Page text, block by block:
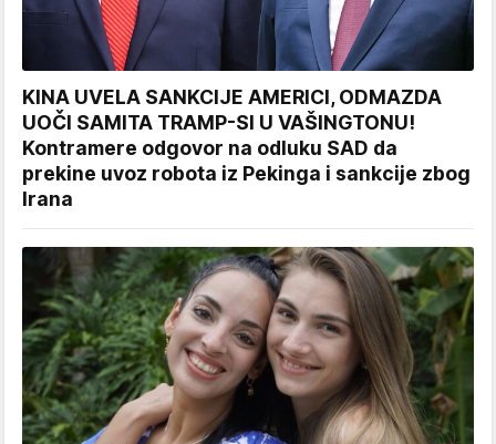
KINA UVELA SANKCIJE AMERICI, ODMAZDA
UOČI SAMITA TRAMP-SI U VAŠINGTONU!
Kontramere odgovor na odluku SAD da
prekine uvoz robota iz Pekinga i sankcije zbog
Irana